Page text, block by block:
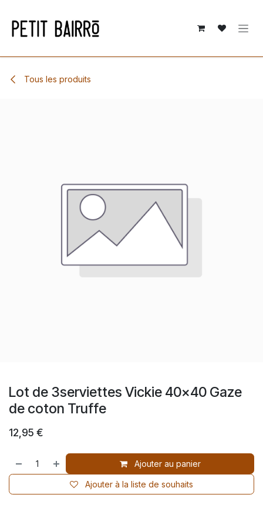
Tous les produits
Lot de 3serviettes Vickie 40x40 Gaze
de coton Truffe
12,95 €
Ajouter au panier
Ajouter à la liste de souhaits